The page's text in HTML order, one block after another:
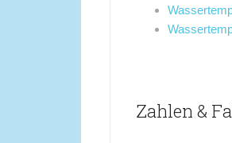
Zahlen &